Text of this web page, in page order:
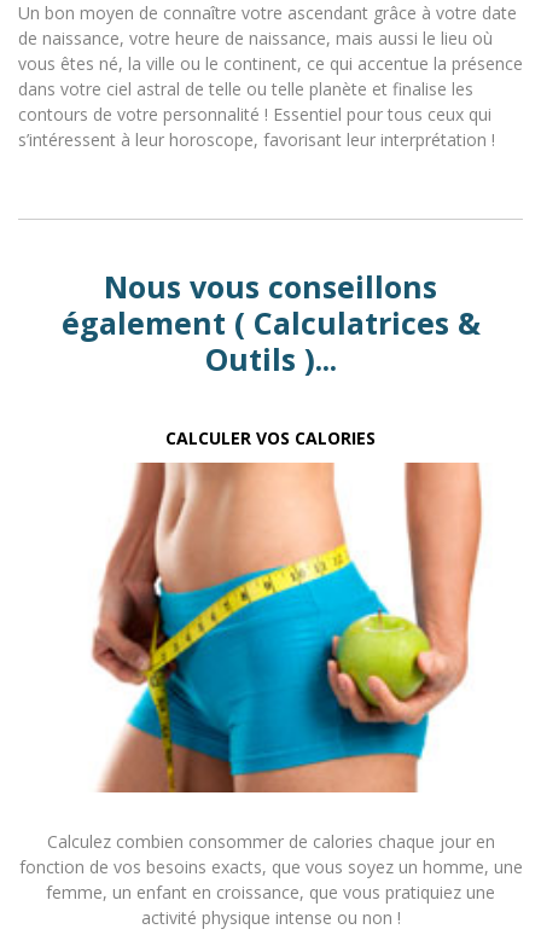
Un bon moyen de connaître votre ascendant grâce à votre date
de naissance, votre heure de naissance, mais aussi le lieu où
vous êtes né, la ville ou le continent, ce qui accentue la présence
dans votre ciel astral de telle ou telle planète et finalise les
contours de votre personnalité ! Essentiel pour tous ceux qui
s’intéressent à leur horoscope, favorisant leur interprétation !
Nous vous conseillons
également ( Calculatrices &
Outils )...
CALCULER VOS CALORIES
Calculez combien consommer de calories chaque jour en
fonction de vos besoins exacts, que vous soyez un homme, une
femme, un enfant en croissance, que vous pratiquiez une
activité physique intense ou non !